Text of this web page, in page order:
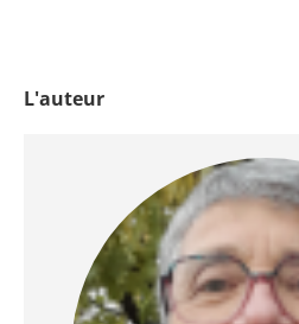
L'auteur